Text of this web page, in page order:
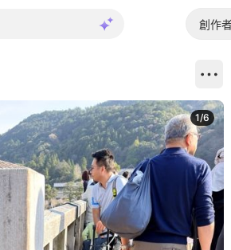
創作
1/6